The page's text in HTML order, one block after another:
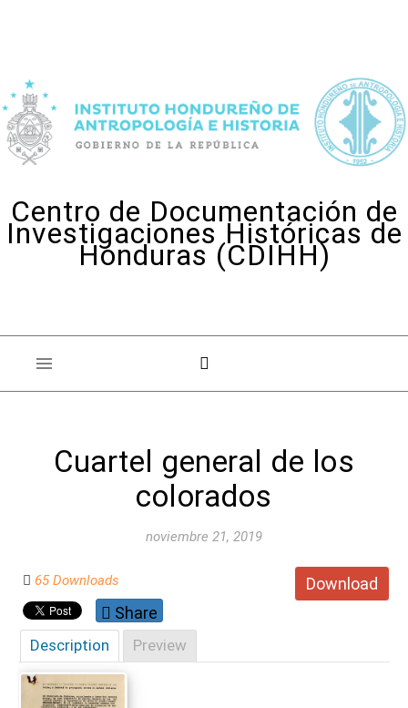
Centro de Documentación de
Investigaciones Históricas de
Honduras (CDIHH)
Cuartel general de los
colorados
noviembre 21, 2019
Download
65 Downloads
Share
Description Preview